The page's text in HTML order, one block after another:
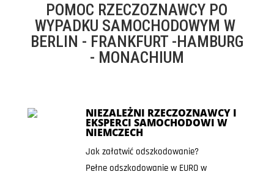
POMOC RZECZOZNAWCY PO
WYPADKU SAMOCHODOWYM W
BERLIN - FRANKFURT -HAMBURG
- MONACHIUM
NIEZALEŻNI RZECZOZNAWCY I
EKSPERCI SAMOCHODOWI W
NIEMCZECH
Jak załatwić odszkodowanie?
Pełne odszkodowanie w EURO w